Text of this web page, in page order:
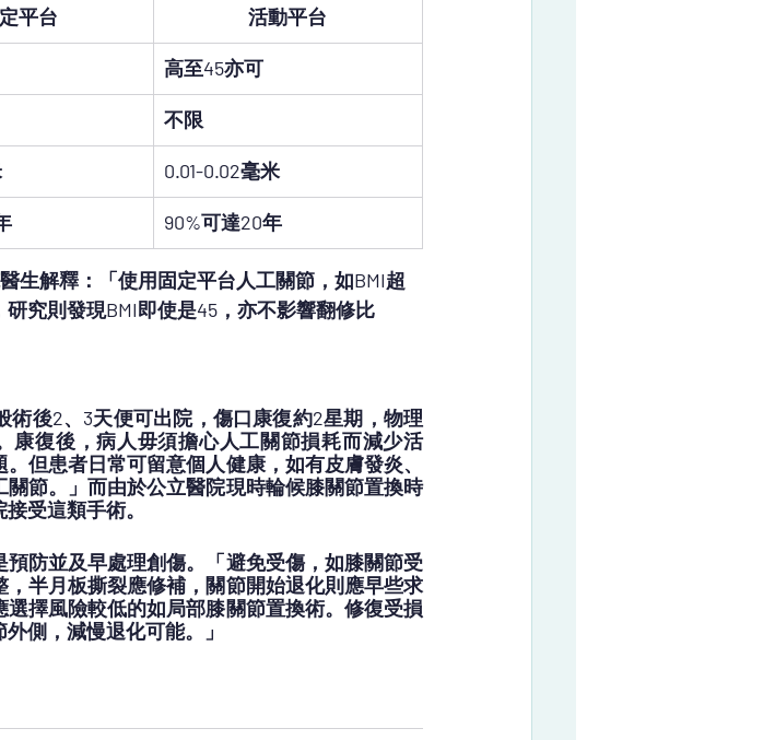
平台 活動平台
高至45亦可
不限
0.01-0.02毫米
90%可達20年
生解釋：「使用固定平台人工關節，如BMI超
究則發現BMI即使是45，亦不影響翻修比
後2、3天便可出院，傷口康復約2星期，物理
康復後，病人毋須擔心人工關節損耗而減少活
但患者日常可留意個人健康，如有皮膚發炎、
節。」而由於公立醫院現時輪候膝關節置換時
受這類手術。
防並及早處理創傷。「避免受傷，如膝關節受
半月板撕裂應修補，關節開始退化則應早些求
擇風險較低的如局部膝關節置換術。修復受損
側，減慢退化可能。」